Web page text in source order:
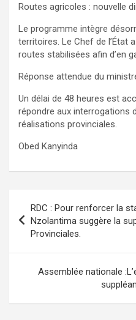
Routes agricoles : nouvelle
Le programme intègre
territoires. Le Chef de l’État
routes stabilisées afin d’en
Réponse attendue du
Un délai de 48 heures est
répondre aux interrogations
réalisations provinciales.
Obed Kanyinda
de
l’article
RDC : Pour renforcer la
Nzolantima suggère la
Provinciales.
Assemblée nationale